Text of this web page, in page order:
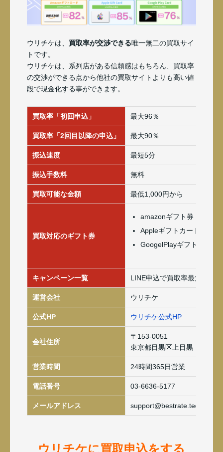
ウリチケは、 買取率が交渉できる唯一無二の買取サイ
トです。
ウリチケは、系列店がある信頼感はもちろん、買取率
の交渉ができる点から他社の買取サイトよりも高い値
段で現金化する事ができます。
買取率「初回申込」 最大96％
買取率「2回目以降の申込」 最大90％
振込速度 最短5分
振込手数料 無料
買取可能な金額 最低1,000円から
買取対応のギフト券
amazonギフト券
Appleギフトカード
GoogelPlayギフトカード
キャンペーン一覧 LINE申込で買取率最大3％ア
運営会社 ウリチケ
公式HP ウリチケ公式HP
会社住所
〒153-0051
東京都目黒区上目黒
営業時間 24時間365日営業
電話番号 03-6636-5177
メールアドレス support@bestrate.tech
ウリチケに買取申込をする